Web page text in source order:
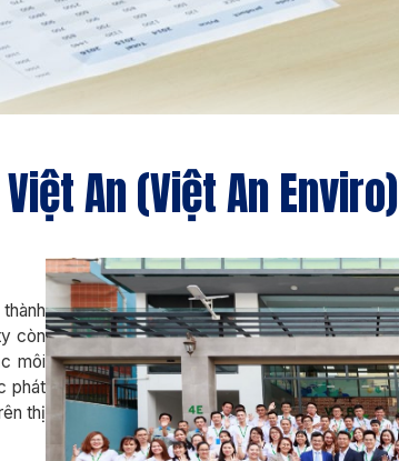
An (Việt An Enviro)
còn
môi
phát
thị